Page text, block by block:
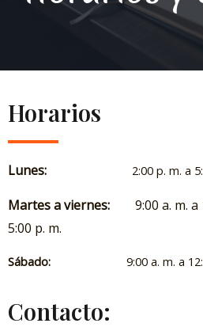
Horarios
Lunes: 2:00 p. m. a
Martes a viernes:
9:00 a. m. a
5:00 p. m.
Sábado: 9:00 a. m. a
Contacto: